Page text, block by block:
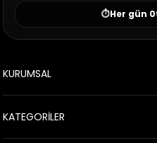
⏱Her gün
KURUMSAL
KATEGORİLER